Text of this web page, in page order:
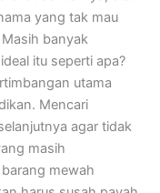
yang tak mau
banyak
itu seperti apa?
utama
Mencari
agar tidak
masih
mewah